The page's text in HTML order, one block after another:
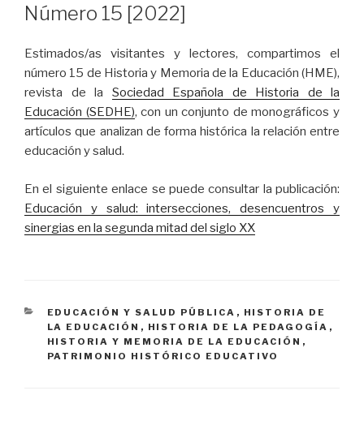
Número 15 [2022]
Estimados/as visitantes y lectores, compartimos el
número 15 de Historia y Memoria de la Educación (HME),
revista de la Sociedad Española de Historia de la
Educación (SEDHE), con un conjunto de monográficos y
artículos que analizan de forma histórica la relación entre
educación y salud.
En el siguiente enlace se puede consultar la publicación:
Educación y salud: intersecciones, desencuentros y
sinergias en la segunda mitad del siglo XX
CATEGORÍAS
EDUCACIÓN Y SALUD PÚBLICA , HISTORIA DE
LA EDUCACIÓN , HISTORIA DE LA PEDAGOGÍA ,
HISTORIA Y MEMORIA DE LA EDUCACIÓN ,
PATRIMONIO HISTÓRICO EDUCATIVO